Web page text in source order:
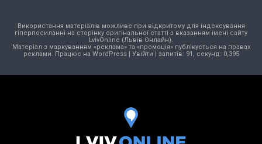
Використання матеріалів можливе при відкритому для індексування
гіперпосиланні на сторінку оригінальної статті з вказанням імені сайту
LvivOnline (Львів Онлайн).
Матеріал з маркуванням «реклама» та «промоція» публікується на правах
реклами. Працює на WordPress| Увійти | запитів: 91, секунд: 0,395